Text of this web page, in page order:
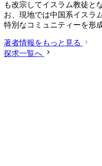
も改宗してイスラム教徒と
お、現地では中国系イスラ
特別なコミュニティーを形
著者情報をもっと見る
探求一覧へ